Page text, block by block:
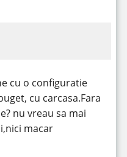
cu o configuratie
cu carcasa.Fara
nu vreau sa mai
macar